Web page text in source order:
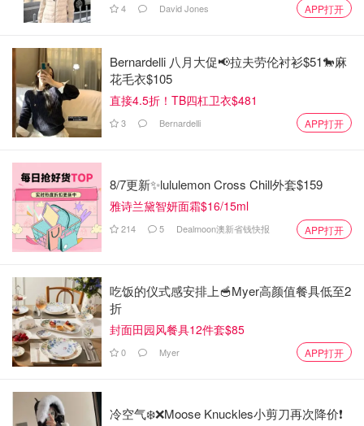
4 David Jones APP打开
Bernardelli 八月大促📢拉夫劳伦衬衫$51🐎麻
花毛衣$105
直接4.5折！TB四杠卫衣$481
3 Bernardelli APP打开
8/7更新✨lululemon Cross Chill外套$159
雅诗兰黛智妍面霜$16/15ml
214 5 Dealmoon澳新省钱快报 APP打开
吃饭的仪式感安排上🥣Myer高颜值餐具低至2
折
封面田园风餐具12件套$85
0 Myer APP打开
冷空气❄️❌️Moose Knuckles小剪刀再次降价❗️